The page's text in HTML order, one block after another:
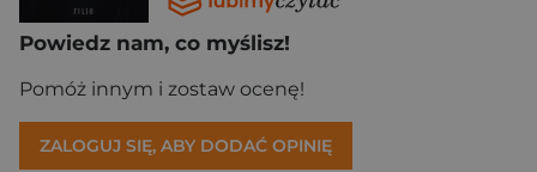
Powiedz nam, co myślisz!
Pomóż innym i zostaw ocenę!
ZALOGUJ SIĘ, ABY DODAĆ OPINIĘ